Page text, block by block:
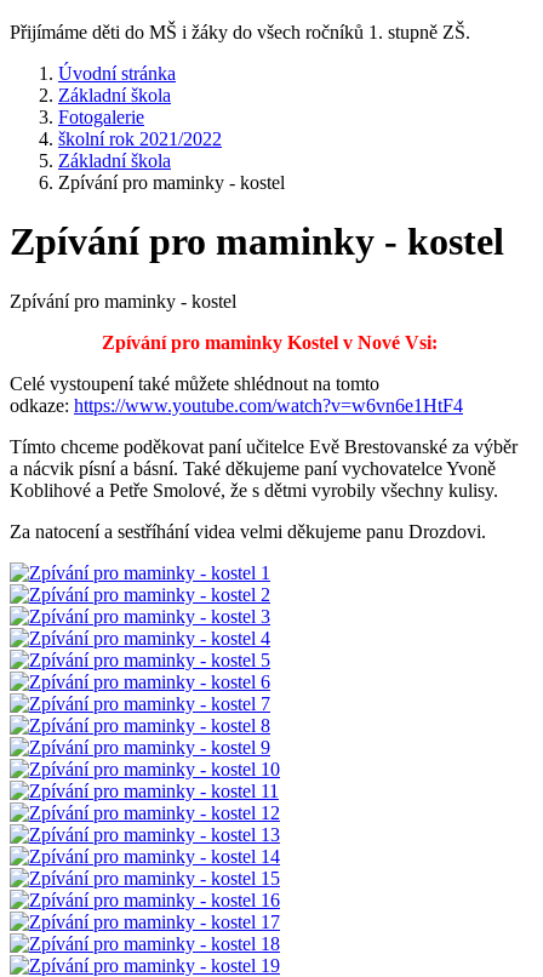
Přijímáme děti do MŠ i žáky do všech ročníků 1. stupně ZŠ.
Úvodní stránka
Základní škola
Fotogalerie
školní rok 2021/2022
Základní škola
Zpívání pro maminky - kostel
Zpívání pro maminky - kostel
Zpívání pro maminky - kostel
Zpívání pro maminky Kostel v Nové Vsi:
Celé vystoupení také můžete shlédnout na tomto
odkaze: https://www.youtube.com/watch?v=w6vn6e1HtF4
Tímto chceme poděkovat paní učitelce Evě Brestovanské za výběr
a nácvik písní a básní. Také děkujeme paní vychovatelce Yvoně
Koblihové a Petře Smolové, že s dětmi vyrobily všechny kulisy.
Za natocení a sestříhání videa velmi děkujeme panu Drozdovi.